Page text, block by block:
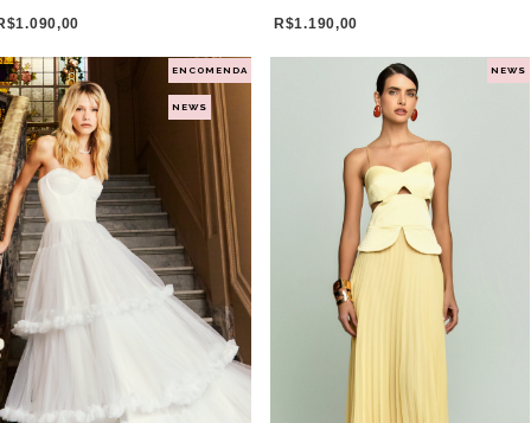
R$1.190,00
ENCOMENDA
NEWS
NEWS